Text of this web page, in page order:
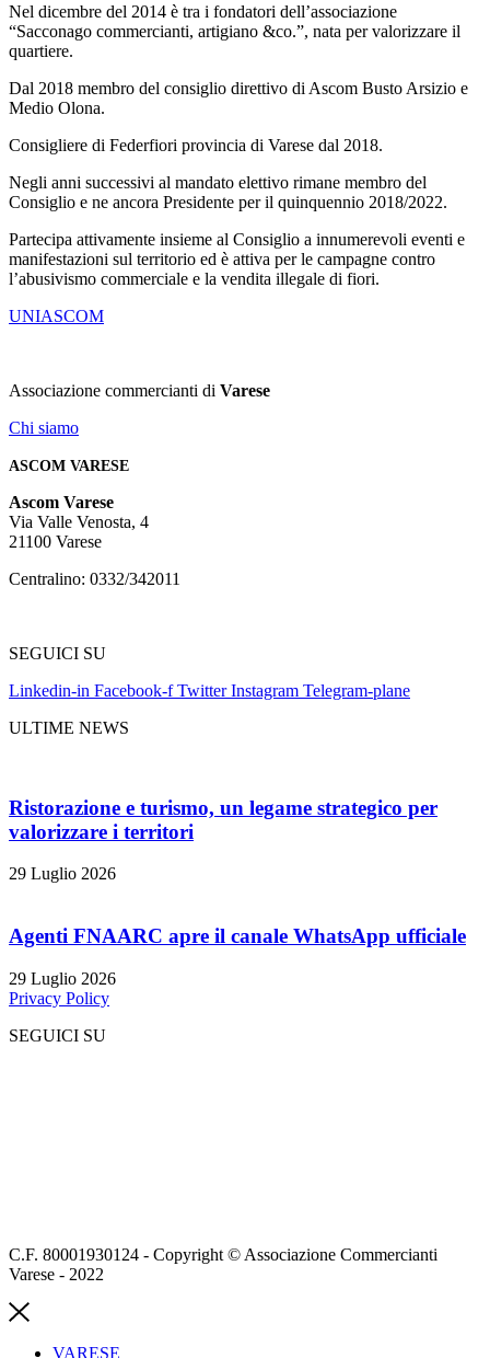
Nel dicembre del 2014 è tra i fondatori dell’associazione
“Sacconago commercianti, artigiano &co.”, nata per valorizzare il
quartiere.
Dal 2018 membro del consiglio direttivo di Ascom Busto Arsizio e
Medio Olona.
Consigliere di Federfiori provincia di Varese dal 2018.
Negli anni successivi al mandato elettivo rimane membro del
Consiglio e ne ancora Presidente per il quinquennio 2018/2022.
Partecipa attivamente insieme al Consiglio a innumerevoli eventi e
manifestazioni sul territorio ed è attiva per le campagne contro
l’abusivismo commerciale e la vendita illegale di fiori.
UNIASCOM
Associazione commercianti di Varese
Chi siamo
ASCOM VARESE
Ascom Varese
Via Valle Venosta, 4
21100 Varese
Centralino: 0332/342011
SEGUICI SU
Linkedin-in Facebook-f Twitter Instagram Telegram-plane
ULTIME NEWS
Ristorazione e turismo, un legame strategico per
valorizzare i territori
29 Luglio 2026
Agenti FNAARC apre il canale WhatsApp ufficiale
29 Luglio 2026
Privacy Policy
SEGUICI SU
C.F. 80001930124 - Copyright © Associazione Commercianti
Varese - 2022
VARESE